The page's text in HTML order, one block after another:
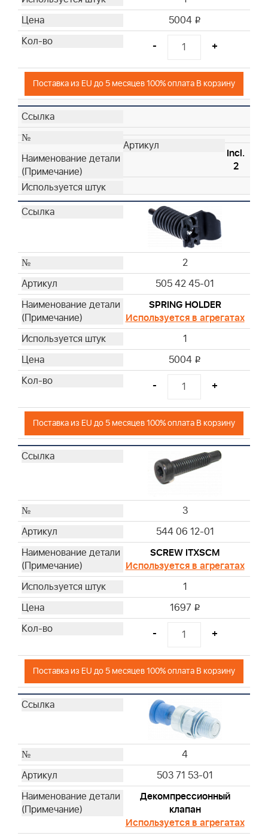
5004 i
- +
Поставка из EU до 5 месяцев 100% оплата В корзину
Incl.
2
2
505 42 45-01
SPRING HOLDER
Используется в агрегатах
1
5004 i
- +
Поставка из EU до 5 месяцев 100% оплата В корзину
3
544 06 12-01
SCREW ITXSCM
Используется в агрегатах
1
1697 i
- +
Поставка из EU до 5 месяцев 100% оплата В корзину
4
503 71 53-01
Декомпрессионный
клапан
Используется в агрегатах